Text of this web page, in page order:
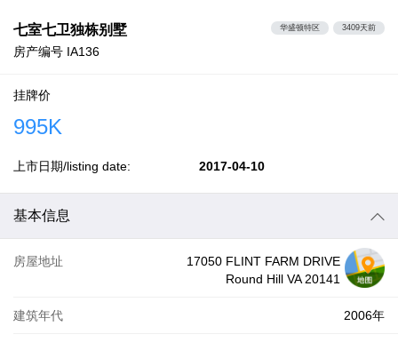
七室七卫独栋别墅
房产编号 IA136
华盛顿特区 3409天前
挂牌价
995K
上市日期/listing date: 2017-04-10
基本信息
房屋地址
17050 FLINT FARM DRIVE
Round Hill VA 20141
建筑年代 2006年